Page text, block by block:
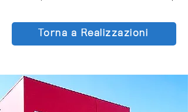
Torna a Realizzazioni